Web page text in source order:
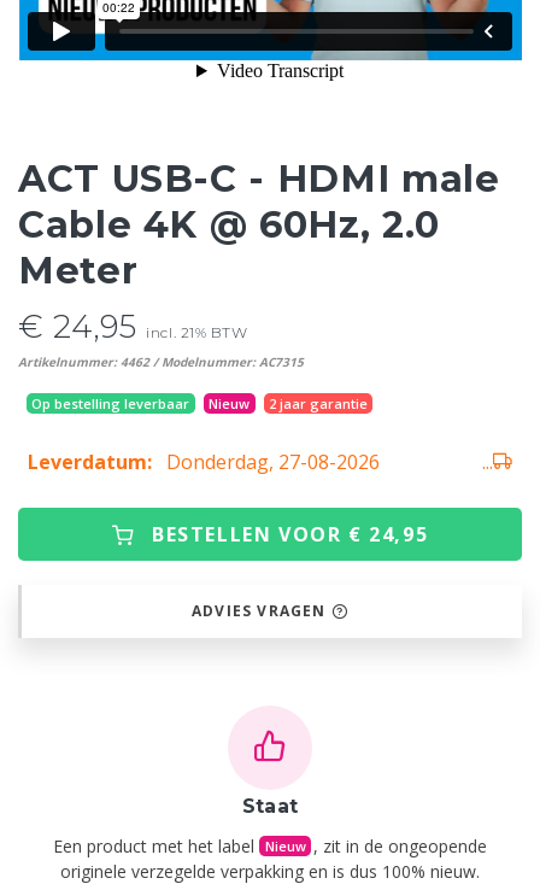
ACT USB-C - HDMI male
Cable 4K @ 60Hz, 2.0
Meter
€ 24,95 incl. 21% BTW
Artikelnummer: 4462 / Modelnummer: AC7315
Op bestelling leverbaar Nieuw 2 jaar garantie
Leverdatum: Donderdag, 27-08-2026 ...
BESTELLEN VOOR € 24,95
ADVIES VRAGEN
Staat
Een product met het label Nieuw , zit in de ongeopende
originele verzegelde verpakking en is dus 100% nieuw.